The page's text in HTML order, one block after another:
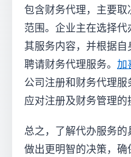
包含财务代理，主要
范围。企业主在选择
其服务内容，并根据
聘请财务代理服务。 加
公司注册和财务代理
应对注册及财务管理的
总之，了解代办服务
做出更明智的决策，